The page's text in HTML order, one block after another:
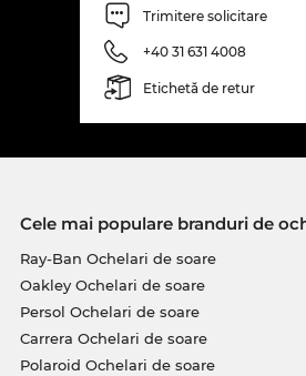
Trimitere solicitare
+40 31 631 4008
Etichetă de retur
Cele mai populare branduri de
Ray-Ban Ochelari de soare
Oakley Ochelari de soare
Persol Ochelari de soare
Carrera Ochelari de soare
Polaroid Ochelari de soare